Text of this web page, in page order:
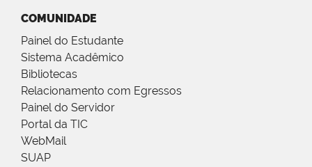
COMUNIDADE
Painel do Estudante
Sistema Acadêmico
Bibliotecas
Relacionamento com Egressos
Painel do Servidor
Portal da TIC
WebMail
SUAP